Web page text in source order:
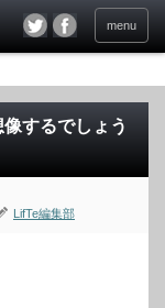
menu
するでしょう
LifTe編集部